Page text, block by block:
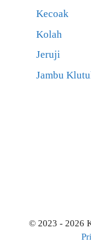
Kecoak
Kolah
Jeruji
Jambu
© 2023 - 2026